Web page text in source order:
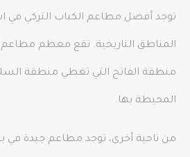
توجد أفضل مطاعم الكباب التركي في
المناطق التاريخية. تقع معظم
منطقة الفاتح التي تغطي منطقة
المحيطة بها.
من ناحية أخرى، توجد مطاعم جيدة في